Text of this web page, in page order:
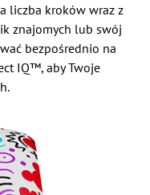
liczba kroków wraz z
znajomych lub swój
bezpośrednio na
IQ™, aby Twoje